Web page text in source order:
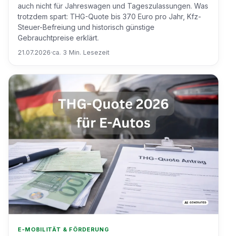
auch nicht für Jahreswagen und Tageszulassungen. Was
trotzdem spart: THG-Quote bis 370 Euro pro Jahr, Kfz-
Steuer-Befreiung und historisch günstige
Gebrauchtpreise erklärt.
21.07.2026·ca. 3 Min. Lesezeit
E-MOBILITÄT & FÖRDERUNG